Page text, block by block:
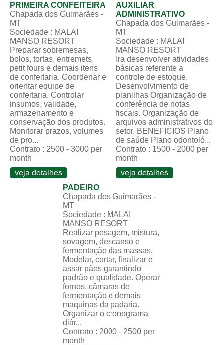
PRIMEIRA CONFEITEIRA
Chapada dos Guimarães -
MT
Sociedade : MALAI
MANSO RESORT
Preparar sobremesas,
bolos, tortas, entremets,
petit fours e demais itens
de confeitaria. Coordenar e
orientar equipe de
confeitaria. Controlar
insumos, validade,
armazenamento e
conservação dos produtos.
Monitorar prazos, volumes
de pro...
Contrato : 2500 - 3000 per
month
veja detalhes
AUXILIAR
ADMINISTRATIVO
Chapada dos Guimarães -
MT
Sociedade : MALAI
MANSO RESORT
Ira desenvolver atividades
básicas referente a
controle de estoque.
Desenvolvimento de
planilhas Organização de
conferência de notas
fiscais. Organização de
arquivos administrativos do
setor. BENEFICIOS Plano
de saúde Plano odontoló...
Contrato : 1500 - 2000 per
month
veja detalhes
PADEIRO
Chapada dos Guimarães -
MT
Sociedade : MALAI
MANSO RESORT
Realizar pesagem, mistura,
sovagem, descanso e
fermentação das massas.
Modelar, cortar, finalizar e
assar pães garantindo
padrão e qualidade. Operar
fornos, câmaras de
fermentação e demais
maquinas da padaria.
Organizar o cronograma
diár...
Contrato : 2000 - 2500 per
month